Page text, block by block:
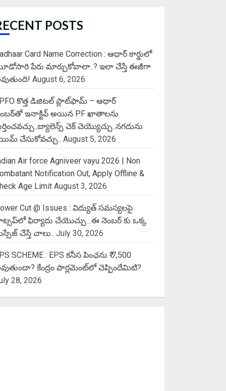
POSTS
Card Name Correction : ఆధార్ కార్డులో
పేరు మార్చుకోవాలా..? ఇలా చేస్తే ఈజీగా
August 6, 2026
కొత్త డిజిటల్ ప్లాట్‌ఫామ్‌ – ఆధార్
ఇనాక్టివ్ అయిన PF ఖాతాలను
చెక్ చెయ్యొచ్చు..నగదును
చేసుకోవచ్చు.. August 5, 2026
Air force Agniveer vayu 2026 | Non
Notification Out, Apply Offline &
Age Limit August 3, 2026
Cut @ Issues : విద్యుత్ సమస్యలపై
ఫిర్యాదు చేయొచ్చు…ఈ నెంబర్ కు ఒక్క
చేస్తే చాలు.. July 30, 2026
SCHEME : EPS కనీస పింఛను ₹ 7,500
కేంద్రం పార్లమెంట్‌లో చెప్పిందేమిటి?
28, 2026